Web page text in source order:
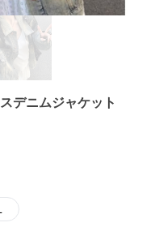
デニムジャケット